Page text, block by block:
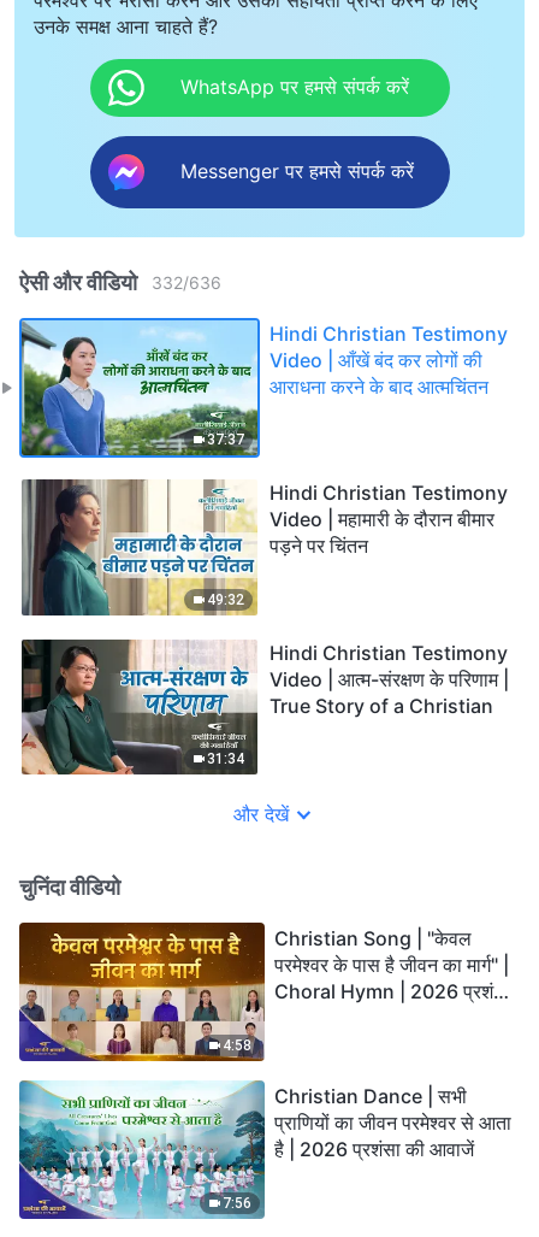
उनके समक्ष आना चाहते हैं?
WhatsApp पर हमसे संपर्क करें
Messenger पर हमसे संपर्क करें
ऐसी और वीडियो 332/636
37:37
Hindi Christian Testimony
Video | आँखें बंद कर लोगों की
आराधना करने के बाद आत्मचिंतन
49:32
Hindi Christian Testimony
Video | महामारी के दौरान बीमार
पड़ने पर चिंतन
31:34
Hindi Christian Testimony
Video | आत्म-संरक्षण के परिणाम |
True Story of a Christian
और देखें
चुनिंदा वीडियो
4:58
Christian Song | "केवल
परमेश्वर के पास है जीवन का मार्ग" |
Choral Hymn | 2026 प्रशंसा
7:56
Christian Dance | सभी
प्राणियों का जीवन परमेश्वर से आता
है | 2026 प्रशंसा की आवाजें